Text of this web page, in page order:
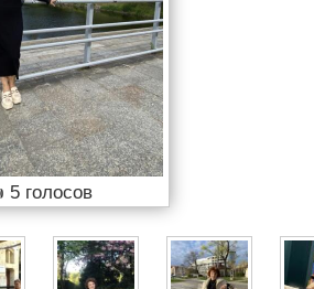
5 голосов